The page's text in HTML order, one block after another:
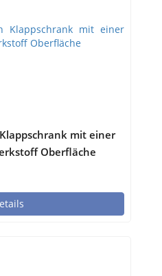
mit einer
Oberfläche